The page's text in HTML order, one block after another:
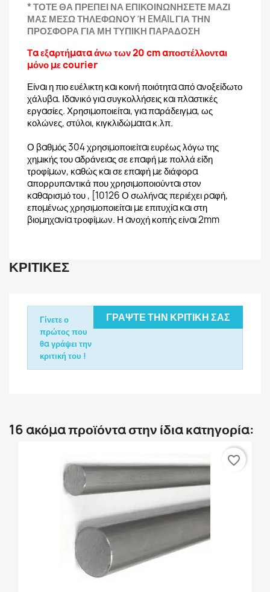
* ΤΟΤΕ ΘΑ ΠΡΕΠΕΙ ΝΑ ΕΠΙΚΟΙΝΩΝΗΣΕΤΕ ΜΑΖΙ
ΜΑΣ ΜΕΣΩ ΤΗΛΕΦΩΝΟΥ Ή EMAIL ΓΙΑ ΤΗΝ
ΠΡΟΣΦΟΡΑ ΓΙΑ ΜΗ ΤΥΠΙΚΗ ΠΑΡΑΔΟΣΗ
Τα εξαρτήματα άνω των 20 cm αποστέλλονται
μόνο με courier
Είναι η πιο ευέλικτη και κοινή ποιότητα από ανοξείδωτο
χάλυβα. Ιδανικό για συγκολλήσεις και πλαστικές
εργασίες. Χρησιμοποιείται, για παράδειγμα, ως
κολώνες, στύλοι, κιγκλιδώματα κ.λπ.
Ο βαθμός 304 χρησιμοποιείται ευρέως λόγω της
χημικής του αδράνειας σε επαφή με πολλά είδη
τροφίμων, καθώς και σε επαφή με διάφορα
απορρυπαντικά που χρησιμοποιούνται στον
καθαρισμό του , [10126 Ο σωλήνας περιέχει ραφή,
επομένως χρησιμοποιείται με επιτυχία και στη
βιομηχανία τροφίμων. Η ανοχή κοπής είναι 2mm
ΚΡΙΤΙΚΈΣ
ΓΡΆΨΤΕ ΤΗΝ ΚΡΙΤΙΚΉ ΣΑΣ
Γίνετε ο
πρώτος που
θα γράψει την
κριτική του !
16 ακόμα προϊόντα στην ίδια κατηγορία:
favorite_border